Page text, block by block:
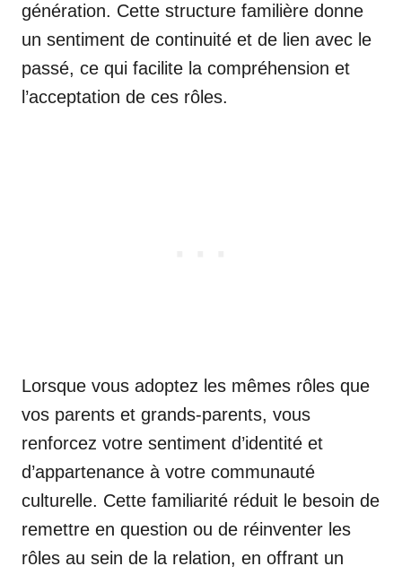
génération. Cette structure familière donne
un sentiment de continuité et de lien avec le
passé, ce qui facilite la compréhension et
l’acceptation de ces rôles.
Lorsque vous adoptez les mêmes rôles que
vos parents et grands-parents, vous
renforcez votre sentiment d’identité et
d’appartenance à votre communauté
culturelle. Cette familiarité réduit le besoin de
remettre en question ou de réinventer les
rôles au sein de la relation, en offrant un